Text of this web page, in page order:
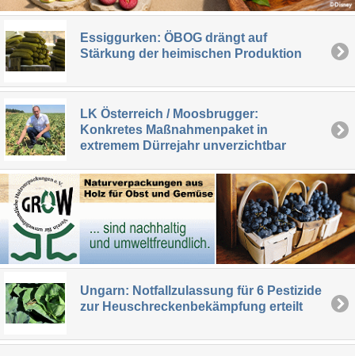
Essiggurken: ÖBOG drängt auf
Stärkung der heimischen Produktion
LK Österreich / Moosbrugger:
Konkretes Maßnahmenpaket in
extremem Dürrejahr unverzichtbar
Ungarn: Notfallzulassung für 6 Pestizide
zur Heuschreckenbekämpfung erteilt